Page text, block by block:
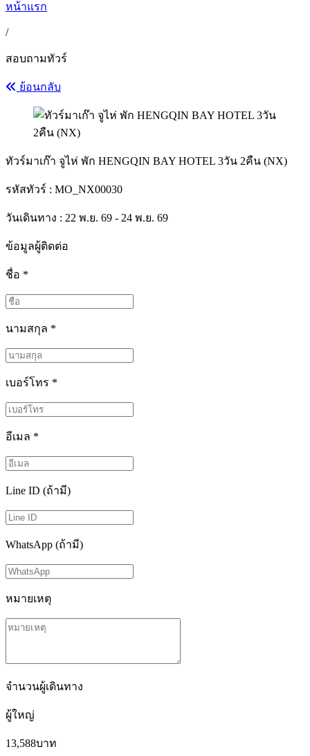
หน้าแรก
/
สอบถามทัวร์
ย้อนกลับ
ทัวร์มาเก๊า จูไห่ พัก HENGQIN BAY HOTEL 3วัน 2คืน (NX)
รหัสทัวร์ : MO_NX00030
วันเดินทาง : 22 พ.ย. 69 - 24 พ.ย. 69
ข้อมูลผู้ติดต่อ
ชื่อ *
นามสกุล *
เบอร์โทร *
อีเมล *
Line ID (ถ้ามี)
WhatsApp (ถ้ามี)
หมายเหตุ
จำนวนผู้เดินทาง
ผู้ใหญ่
13,588บาท